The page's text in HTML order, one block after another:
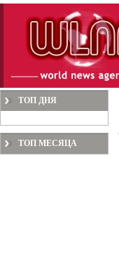
ТОП ДНЯ
ТОП МЕСЯЦА